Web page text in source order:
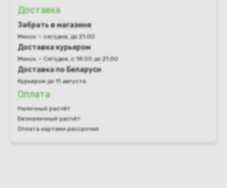
Доставка
Забрать в магазине
Минск — сегодня, до 21:00
Доставка курьером
Минск — Сегодня, с 18:00 до 21:00
Доставка по Беларуси
Курьером до 11 августа
Оплата
Наличный расчёт
Безналичный расчёт
Оплата картами рассрочки